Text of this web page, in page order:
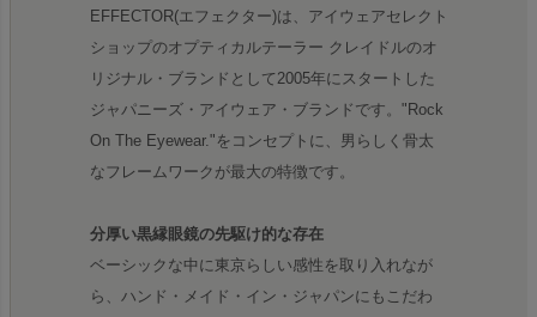
EFFECTOR(エフェクター)は、アイウェアセレクト
ショップのオプティカルテーラー クレイドルのオ
リジナル・ブランドとして2005年にスタートした
ジャパニーズ・アイウェア・ブランドです。"Rock
On The Eyewear."をコンセプトに、男らしく骨太
なフレームワークが最大の特徴です。
分厚い黒縁眼鏡の先駆け的な存在
ベーシックな中に東京らしい感性を取り入れなが
ら、ハンド・メイド・イン・ジャパンにもこだわ